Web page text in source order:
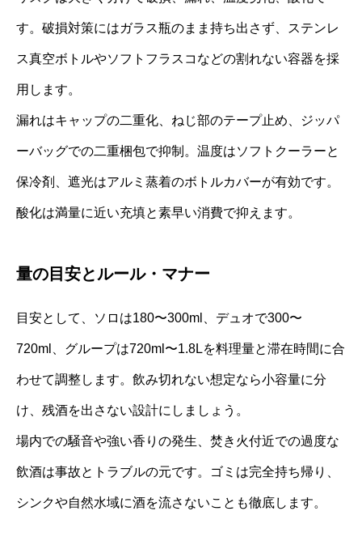
す。破損対策にはガラス瓶のまま持ち出さず、ステンレ
ス真空ボトルやソフトフラスコなどの割れない容器を採
用します。
漏れはキャップの二重化、ねじ部のテープ止め、ジッパ
ーバッグでの二重梱包で抑制。温度はソフトクーラーと
保冷剤、遮光はアルミ蒸着のボトルカバーが有効です。
酸化は満量に近い充填と素早い消費で抑えます。
量の目安とルール・マナー
目安として、ソロは180〜300ml、デュオで300〜
720ml、グループは720ml〜1.8Lを料理量と滞在時間に合
わせて調整します。飲み切れない想定なら小容量に分
け、残酒を出さない設計にしましょう。
場内での騒音や強い香りの発生、焚き火付近での過度な
飲酒は事故とトラブルの元です。ゴミは完全持ち帰り、
シンクや自然水域に酒を流さないことも徹底します。